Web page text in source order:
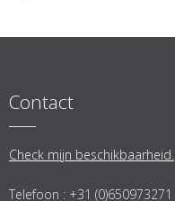
Contact
Check mijn beschikbaarheid.
Telefoon : +31 (0)650973271